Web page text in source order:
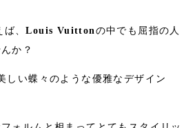
ば、Louis Vuitton の中でも屈指の人
か？
しい蝶々のような優雅なデザイン